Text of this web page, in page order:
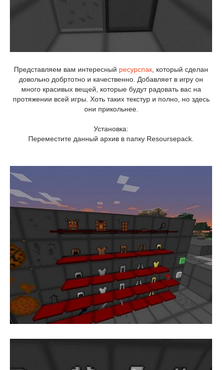
Представляем вам интересный ресурспак , который сделан
довольно добртотно и качественно. Добавляет в игру он
много красивых вещей, которые будут радовать вас на
протяжении всей игры. Хоть таких текстур и полно, но здесь
они прикольнее.
Установка:
Переместите данный архив в папку Resoursepack.